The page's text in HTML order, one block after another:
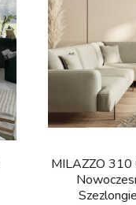
MILAZZO 310